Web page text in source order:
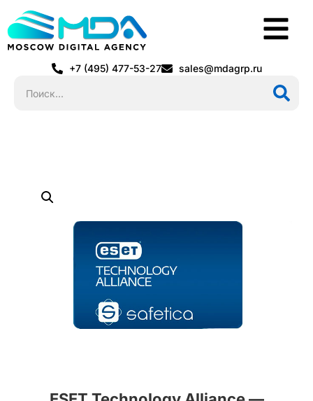
+7 (495) 477-53-27 sales@mdagrp.ru